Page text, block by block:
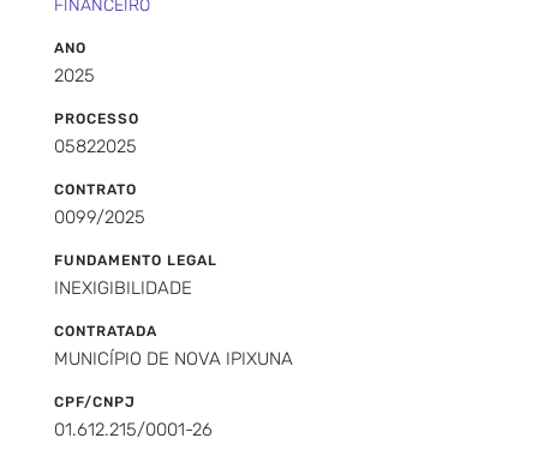
FINANCEIRO
ANO
2025
PROCESSO
05822025
CONTRATO
0099/2025
FUNDAMENTO LEGAL
INEXIGIBILIDADE
CONTRATADA
MUNICÍPIO DE NOVA IPIXUNA
CPF/CNPJ
01.612.215/0001-26